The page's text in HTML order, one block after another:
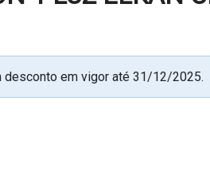
desconto em vigor até 31/12/2025.